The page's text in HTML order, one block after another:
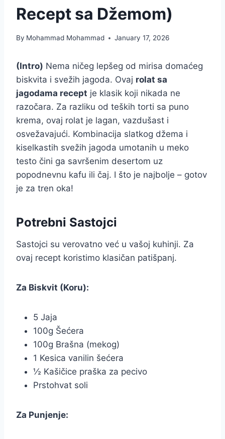
Recept sa Džemom)
By Mohammad Mohammad January 17, 2026
(Intro) Nema ničeg lepšeg od mirisa domaćeg
biskvita i svežih jagoda. Ovaj rolat sa
jagodama recept je klasik koji nikada ne
razočara. Za razliku od teških torti sa puno
krema, ovaj rolat je lagan, vazdušast i
osvežavajući. Kombinacija slatkog džema i
kiselkastih svežih jagoda umotanih u meko
testo čini ga savršenim desertom uz
popodnevnu kafu ili čaj. I što je najbolje – gotov
je za tren oka!
Potrebni Sastojci
Sastojci su verovatno već u vašoj kuhinji. Za
ovaj recept koristimo klasičan patišpanj.
Za Biskvit (Koru):
5 Jaja
100g Šećera
100g Brašna (mekog)
1 Kesica vanilin šećera
½ Kašičice praška za pecivo
Prstohvat soli
Za Punjenje: